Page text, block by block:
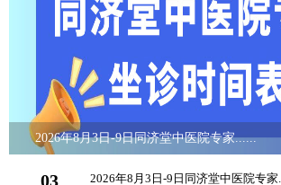
2026年8月3日-9日同济堂中医院专家......
03 2026年8月3日-9日同济堂中医院专家...